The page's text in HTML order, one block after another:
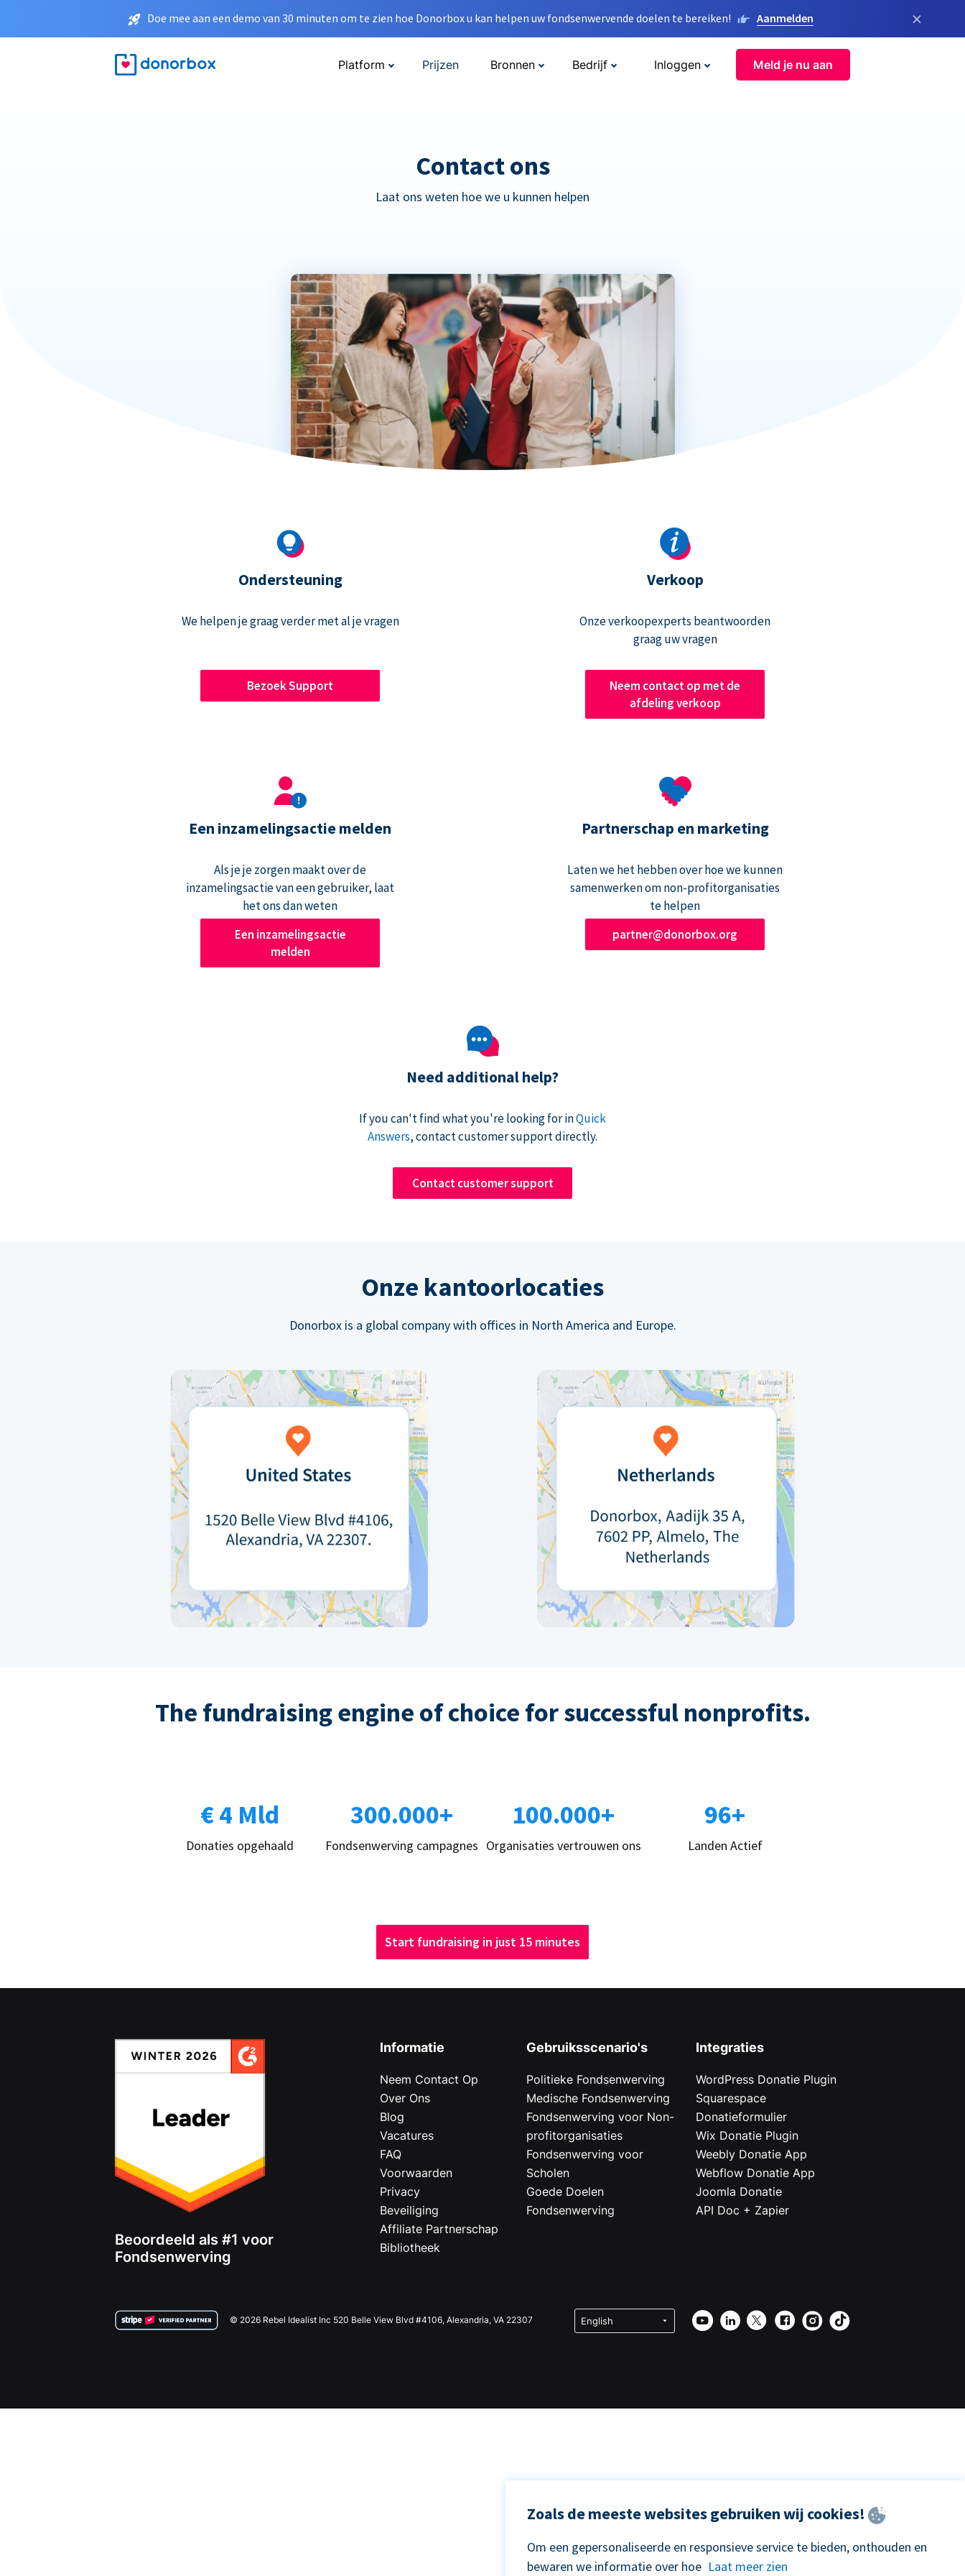
Doe mee aan een demo van 30 minuten om te zien hoe Donorbox u kan helpen uw fondsenwervende doelen te bereiken! Aanmelden ×
Platform Prijzen Bronnen Bedrijf Inloggen Meld je nu aan
Contact ons
Laat ons weten hoe we u kunnen helpen
Ondersteuning
We helpen je graag verder met al je vragen
Bezoek Support
Verkoop
Onze verkoopexperts beantwoorden
graag uw vragen
Neem contact op met de
afdeling verkoop
Een inzamelingsactie melden
Als je je zorgen maakt over de
inzamelingsactie van een gebruiker, laat
het ons dan weten
Een inzamelingsactie
melden
Partnerschap en marketing
Laten we het hebben over hoe we kunnen
samenwerken om non-profitorganisaties
te helpen
partner@donorbox.org
Need additional help?
If you can't find what you're looking for inQuick
Answers, contact customer support directly.
Contact customer support
Onze kantoorlocaties
Donorbox is a global company with offices in North America and Europe.
The fundraising engine of choice for successful nonprofits.
€ 4 Mld
Donaties opgehaald
300.000+
Fondsenwerving campagnes
100.000+
Organisaties vertrouwen ons
96+
Landen Actief
Start fundraising in just 15 minutes
Beoordeeld als #1 voor
Fondsenwerving
Informatie
Neem Contact Op
Over Ons
Blog
Vacatures
FAQ
Voorwaarden
Privacy
Beveiliging
Affiliate Partnerschap
Bibliotheek
Gebruiksscenario's
Politieke Fondsenwerving
Medische Fondsenwerving
Fondsenwerving voor Non-
profitorganisaties
Fondsenwerving voor
Scholen
Goede Doelen
Fondsenwerving
Integraties
WordPress Donatie Plugin
Squarespace
Donatieformulier
Wix Donatie Plugin
Weebly Donatie App
Webflow Donatie App
Joomla Donatie
API Doc + Zapier
© 2026 Rebel Idealist Inc 520 Belle View Blvd #4106, Alexandria, VA 22307
Zoals de meeste websites gebruiken wij cookies!
Om een gepersonaliseerde en responsieve service te bieden, onthouden en
bewaren we informatie over hoe Laat meer zien